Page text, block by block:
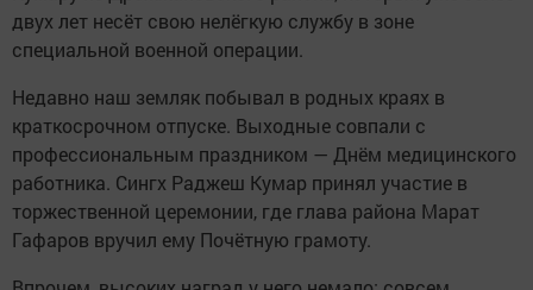
двух лет несёт свою нелёгкую службу в зоне
специальной военной операции.
Недавно наш земляк побывал в родных краях в
краткосрочном отпуске. Выходные совпали с
профессиональным праздником — Днём медицинского
работника. Сингх Раджеш Кумар принял участие в
торжественной церемонии, где глава района Марат
Гафаров вручил ему Почётную грамоту.